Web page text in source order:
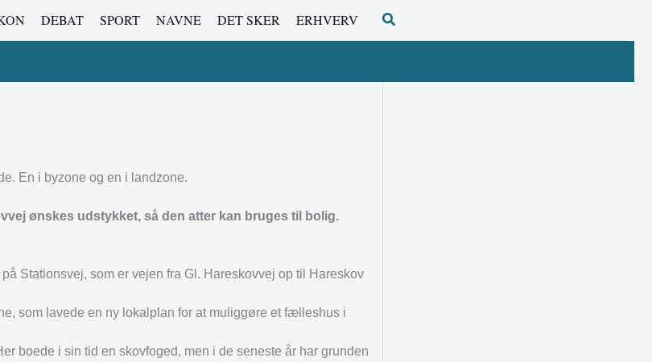
DEBAT SPORT NAVNE DET SKER ERHVERV Søg
En i byzone og en i landzone.
ønskes udstykket, så den atter kan bruges til bolig.
Stationsvej, som er vejen fra Gl. Hareskovvej op til Hareskov
som lavede en ny lokalplan for at muliggøre et fælleshus i
boede i sin tid en skovfoged, men i de seneste år har grunden